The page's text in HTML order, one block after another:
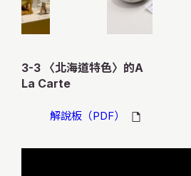
3-3 〈北海道特色〉的A
La Carte
解說板（PDF）